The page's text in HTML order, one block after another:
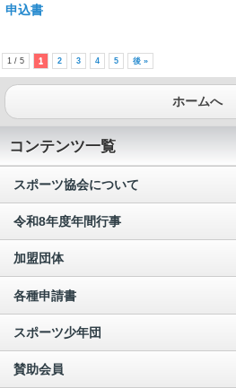
申込書
1 / 5 1 2 3 4 5 後 »
ホームへ
コンテンツ一覧
スポーツ協会について
令和8年度年間行事
加盟団体
各種申請書
スポーツ少年団
賛助会員